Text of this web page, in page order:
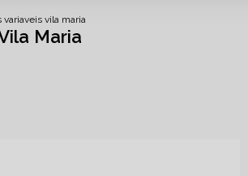
variaveis vila maria
Maria